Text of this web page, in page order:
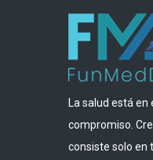
La salud está
compromiso.
consiste solo en